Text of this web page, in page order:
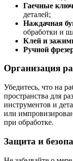
Гаечные
деталей;
Наждачная
обработки и
Клей и
Ручной
Организация
Убедитесь, что на
пространства для
инструментов и
или
при обработке.
Защита и